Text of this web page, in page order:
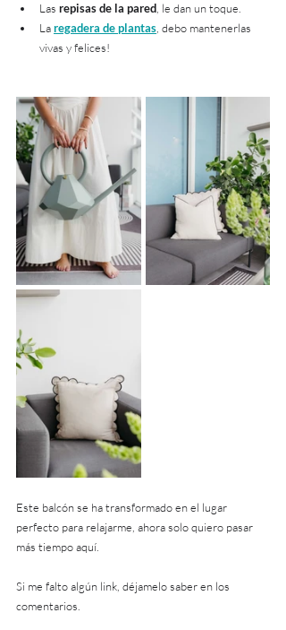
Las repisas de la pared , le dan un toque.
La regadera de plantas , debo mantenerlas
vivas y felices!
Este balcón se ha transformado en el lugar
perfecto para relajarme, ahora solo quiero pasar
más tiempo aquí.
Si me falto algún link, déjamelo saber en los
comentarios.